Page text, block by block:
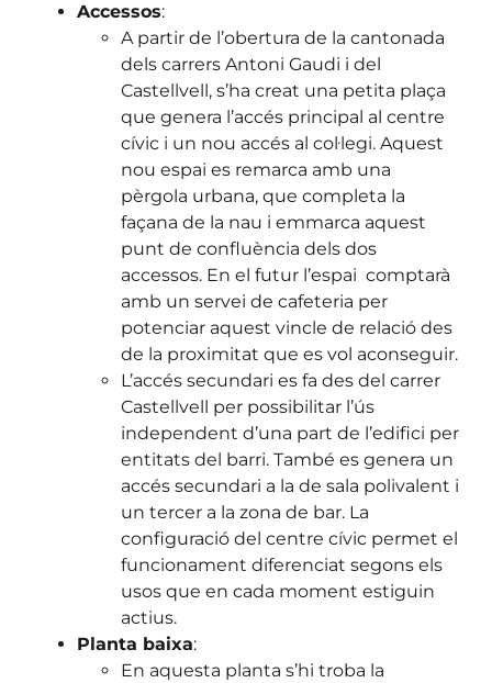
Accessos:
A partir de l’obertura de la cantonada
dels carrers Antoni Gaudi i del
Castellvell, s’ha creat una petita plaça
que genera l’accés principal al centre
cívic i un nou accés al col·legi. Aquest
nou espai es remarca amb una
pèrgola urbana, que completa la
façana de la nau i emmarca aquest
punt de confluència dels dos
accessos. En el futur l’espai comptarà
amb un servei de cafeteria per
potenciar aquest vincle de relació des
de la proximitat que es vol aconseguir.
L’accés secundari es fa des del carrer
Castellvell per possibilitar l’ús
independent d’una part de l’edifici per
entitats del barri. També es genera un
accés secundari a la de sala polivalent i
un tercer a la zona de bar. La
configuració del centre cívic permet el
funcionament diferenciat segons els
usos que en cada moment estiguin
actius.
Planta baixa:
En aquesta planta s’hi troba la